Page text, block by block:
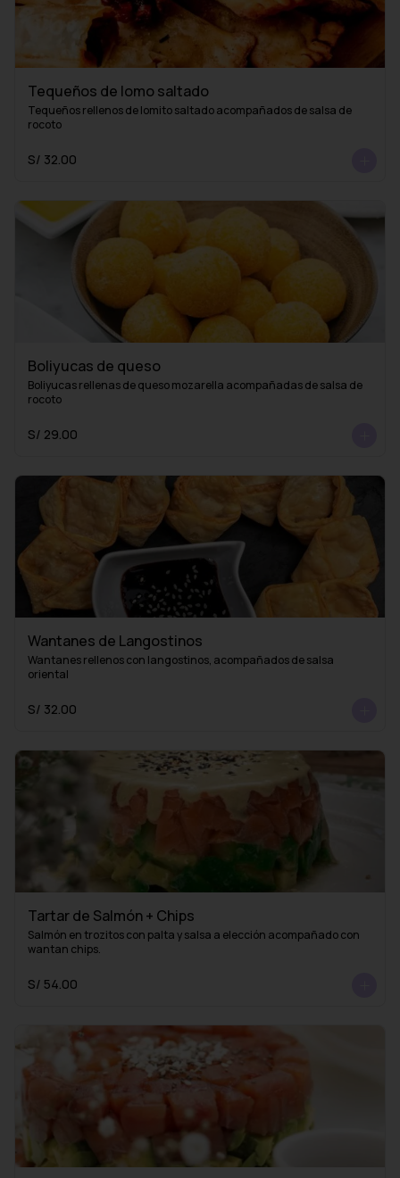
Tequeños de lomo saltado
Tequeños rellenos de lomito saltado acompañados de salsa de
rocoto
S/ 32.00
Boliyucas de queso
Boliyucas rellenas de queso mozarella acompañadas de salsa de
rocoto
S/ 29.00
Wantanes de Langostinos
Wantanes rellenos con langostinos, acompañados de salsa
oriental
S/ 32.00
Tartar de Salmón + Chips
Salmón en trozitos con palta y salsa a elección acompañado con
wantan chips.
S/ 54.00